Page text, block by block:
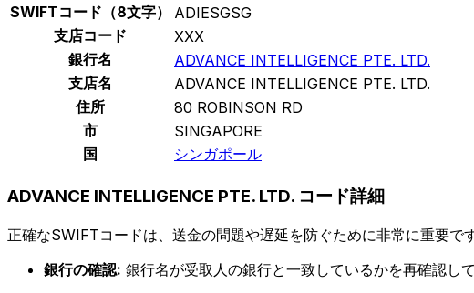
SWIFTコード（8文字）
ADIESGSG
支店コード
XXX
銀行名
ADVANCE INTELLIGENCE PTE. LTD.
支店名
ADVANCE INTELLIGENCE PTE. LTD.
住所
80 ROBINSON RD
市
SINGAPORE
国
シンガポール
ADVANCE INTELLIGENCE PTE. LTD. コード詳細
正確なSWIFTコードは、送金の問題や遅延を防ぐために非常に重要
銀行の確認: 銀行名が受取人の銀行と一致しているかを再確認して